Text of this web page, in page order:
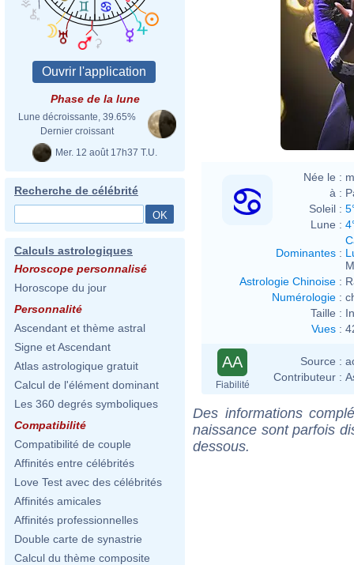
Phase de la lune
Lune décroissante, 39.65%
Dernier croissant
Mer. 12 août 17h37 T.U.
Recherche de célébrité
Calculs astrologiques
Horoscope personnalisé
Horoscope du jour
Personnalité
Ascendant et thème astral
Signe et Ascendant
Atlas astrologique gratuit
Calcul de l'élément dominant
Les 360 degrés symboliques
Compatibilité
Compatibilité de couple
Affinités entre célébrités
Love Test avec des célébrités
Affinités amicales
Affinités professionnelles
Double carte de synastrie
Calcul du thème composite
Née le :
à :
Soleil :
Lune :
Dominantes :
Astrologie Chinoise :
Numérologie :
Taille :
Vues :
AA
Fiabilité
Source :
Contributeur :
Des informations
naissance sont parfois
dessous.